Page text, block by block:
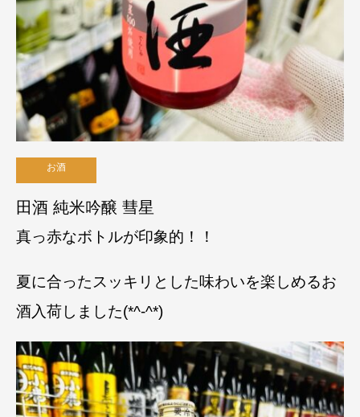
お酒
田酒 純米吟醸 彗星
真っ赤なボトルが印象的！！
夏に合ったスッキリとした味わいを楽しめるお
酒入荷しました(*^-^*)